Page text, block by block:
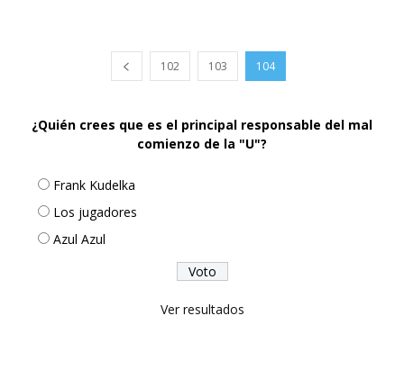
102 103 104
¿Quién crees que es el principal responsable del mal
comienzo de la "U"?
Frank Kudelka
Los jugadores
Azul Azul
Ver resultados